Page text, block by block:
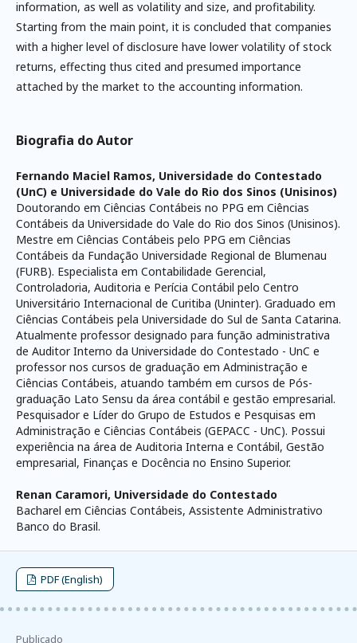
information, as well as volatility and size, and profitability.
Starting from the main point, it is concluded that companies
with a higher level of disclosure have lower volatility of stock
returns, effecting thus cited and presumed importance
attached by the market to the accounting information.
Biografia do Autor
Fernando Maciel Ramos, Universidade do Contestado
(UnC) e Universidade do Vale do Rio dos Sinos (Unisinos)
Doutorando em Ciências Contábeis no PPG em Ciências
Contábeis da Universidade do Vale do Rio dos Sinos (Unisinos).
Mestre em Ciências Contábeis pelo PPG em Ciências
Contábeis da Fundação Universidade Regional de Blumenau
(FURB). Especialista em Contabilidade Gerencial,
Controladoria, Auditoria e Perícia Contábil pelo Centro
Universitário Internacional de Curitiba (Uninter). Graduado em
Ciências Contábeis pela Universidade do Sul de Santa Catarina.
Atualmente professor designado para função administrativa
de Auditor Interno da Universidade do Contestado - UnC e
professor nos cursos de graduação em Administração e
Ciências Contábeis, atuando também em cursos de Pós-
graduação Lato Sensu da área contábil e gestão empresarial.
Pesquisador e Líder do Grupo de Estudos e Pesquisas em
Administração e Ciências Contábeis (GEPACC - UnC). Possui
experiência na área de Auditoria Interna e Contábil, Gestão
empresarial, Finanças e Docência no Ensino Superior.
Renan Caramori, Universidade do Contestado
Bacharel em Ciências Contábeis, Assistente Administrativo
Banco do Brasil.
PDF (English)
Publicado